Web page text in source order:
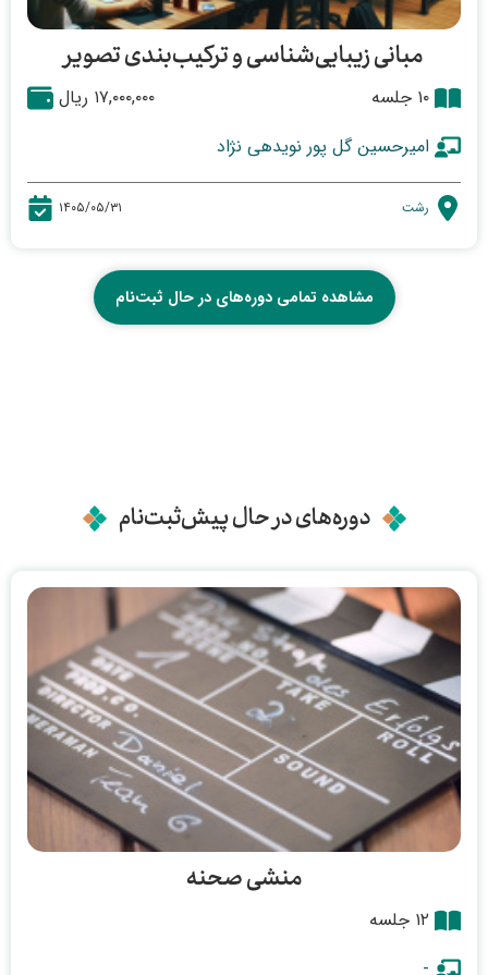
مبانی زیبایی‌شناسی و ترکیب‌بندی تصویر
۱۰ جلسه
۱۷,۰۰۰,۰۰۰ ریال
امیرحسین گل پور نویدهی نژاد
رشت ۱۴۰۵/۰۵/۳۱
مشاهده تمامی دوره‌های در حال ثبت‌نام
دوره‌های در حال پیش‌ثبت‌نام
منشی صحنه
۱۲ جلسه
-